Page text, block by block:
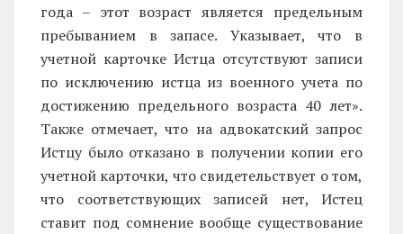
года – этот возраст является предельным
пребыванием в запасе. Указывает, что в
учетной карточке Истца отсутствуют записи
по исключению истца из военного учета по
достижению предельного возраста 40 лет».
Также отмечает, что на адвокатский запрос
Истцу было отказано в получении копии его
учетной карточки, что свидетельствует о том,
что соответствующих записей нет, Истец
ставит под сомнение вообще существование